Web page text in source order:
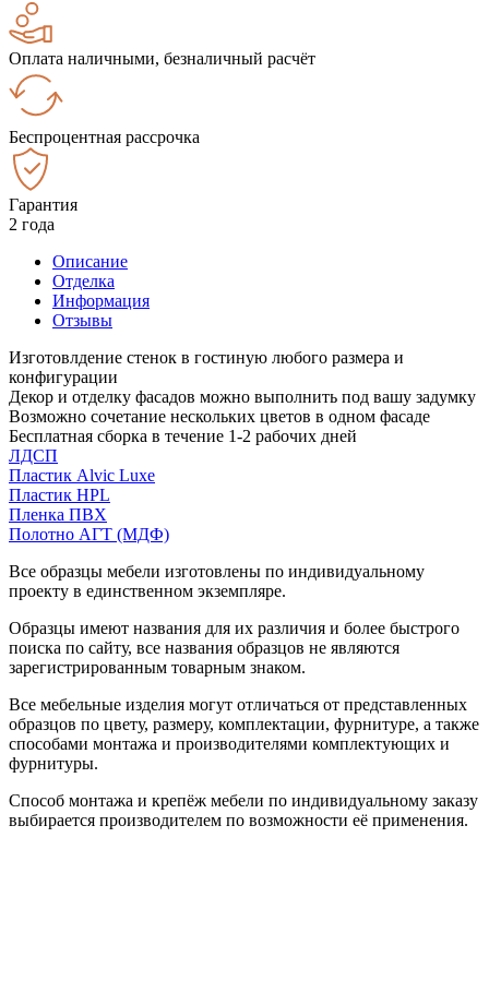
Оплата наличными, безналичный расчёт
Беспроцентная рассрочка
Гарантия
2 года
Описание
Отделка
Информация
Отзывы
Изготовлдение стенок в гостиную любого размера и
конфигурации
Декор и отделку фасадов можно выполнить под вашу задумку
Возможно сочетание нескольких цветов в одном фасаде
Бесплатная сборка в течение 1-2 рабочих дней
ЛДСП
Пластик Alvic Luxe
Пластик HPL
Пленка ПВХ
Полотно АГТ (МДФ)
Все образцы мебели изготовлены по индивидуальному
проекту в единственном экземпляре.
Образцы имеют названия для их различия и более быстрого
поиска по сайту, все названия образцов не являются
зарегистрированным товарным знаком.
Все мебельные изделия могут отличаться от представленных
образцов по цвету, размеру, комплектации, фурнитуре, а также
способами монтажа и производителями комплектующих и
фурнитуры.
Способ монтажа и крепёж мебели по индивидуальному заказу
выбирается производителем по возможности её применения.